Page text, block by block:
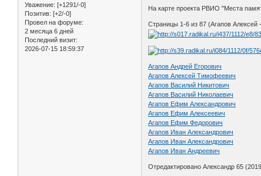
Уважение: [+1291/-0]
Позитив: [+2/-0]
Провел на форуме:
2 месяца 6 дней
Последний визит:
2026-07-15 18:59:37
На карте проекта РВИО "Места
Страницы 1-6 из 87 (Агапов Алексей
Агапов Андрей Егорович
Агапов Алексей Тимофеевич
Агапов Василий Никитович
Агапов Василий Николаевич
Агапов Ефим Александрович
Агапов Ефим Алексеевич
Агапов Ефим Федорович
Агапов Иван Александрович
Агапов Иван Александрович
Агапов Иван Андреевич
Отредактировано Александр 65